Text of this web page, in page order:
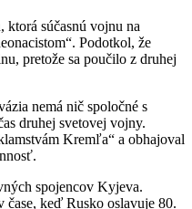
ktorá súčasnú vojnu na
Podotkol, že
pretože sa poučilo z druhej
nemá nič spoločné s
druhej svetovej vojny.
Kremľa“ a obhajoval
spojencov Kyjeva.
čase, keď Rusko oslavuje 80.